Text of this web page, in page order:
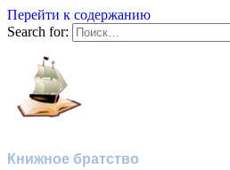
Перейти к содержанию
Search for:
Книжное братство